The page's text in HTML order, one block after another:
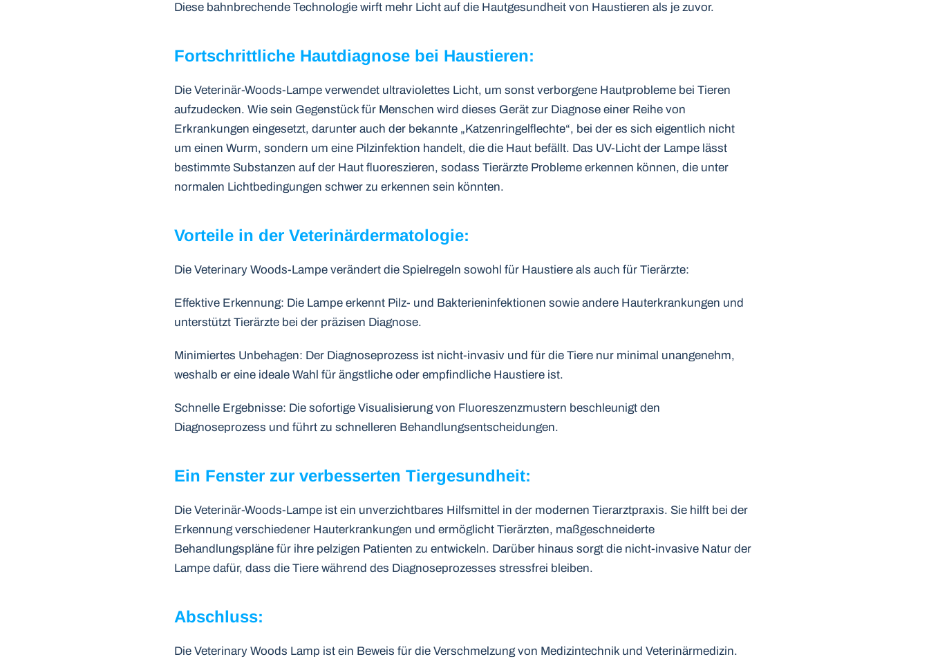
Diese bahnbrechende Technologie wirft mehr Licht auf die Hautgesundheit von Haustieren als je zuvor.
Fortschrittliche Hautdiagnose bei Haustieren:
Die Veterinär-Woods-Lampe verwendet ultraviolettes Licht, um sonst verborgene Hautprobleme bei Tieren
aufzudecken. Wie sein Gegenstück für Menschen wird dieses Gerät zur Diagnose einer Reihe von
Erkrankungen eingesetzt, darunter auch der bekannte „Katzenringelflechte“, bei der es sich eigentlich nicht
um einen Wurm, sondern um eine Pilzinfektion handelt, die die Haut befällt. Das UV-Licht der Lampe lässt
bestimmte Substanzen auf der Haut fluoreszieren, sodass Tierärzte Probleme erkennen können, die unter
normalen Lichtbedingungen schwer zu erkennen sein könnten.
Vorteile in der Veterinärdermatologie:
Die Veterinary Woods-Lampe verändert die Spielregeln sowohl für Haustiere als auch für Tierärzte:
Effektive Erkennung: Die Lampe erkennt Pilz- und Bakterieninfektionen sowie andere Hauterkrankungen und
unterstützt Tierärzte bei der präzisen Diagnose.
Minimiertes Unbehagen: Der Diagnoseprozess ist nicht-invasiv und für die Tiere nur minimal unangenehm,
weshalb er eine ideale Wahl für ängstliche oder empfindliche Haustiere ist.
Schnelle Ergebnisse: Die sofortige Visualisierung von Fluoreszenzmustern beschleunigt den
Diagnoseprozess und führt zu schnelleren Behandlungsentscheidungen.
Ein Fenster zur verbesserten Tiergesundheit:
Die Veterinär-Woods-Lampe ist ein unverzichtbares Hilfsmittel in der modernen Tierarztpraxis. Sie hilft bei der
Erkennung verschiedener Hauterkrankungen und ermöglicht Tierärzten, maßgeschneiderte
Behandlungspläne für ihre pelzigen Patienten zu entwickeln. Darüber hinaus sorgt die nicht-invasive Natur der
Lampe dafür, dass die Tiere während des Diagnoseprozesses stressfrei bleiben.
Abschluss:
Die Veterinary Woods Lamp ist ein Beweis für die Verschmelzung von Medizintechnik und Veterinärmedizin.